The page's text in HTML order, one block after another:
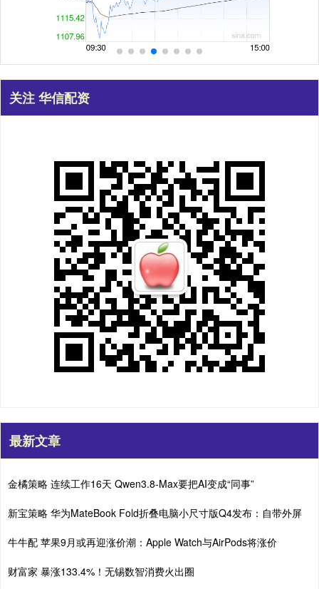
关注 华信配资
最新文章
金橘策略 连续工作16天 Qwen3.8-Max要把AI变成“同事”
新宝策略 华为MateBook Fold折叠电脑小尺寸版Q4发布：自带外屏
牛牛配 苹果9月或再迎涨价潮：Apple Watch与AirPods将涨价
财富家 暴涨133.4%！无锡数智消费火出圈